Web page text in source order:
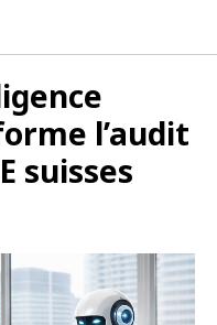
l’audit
suisses